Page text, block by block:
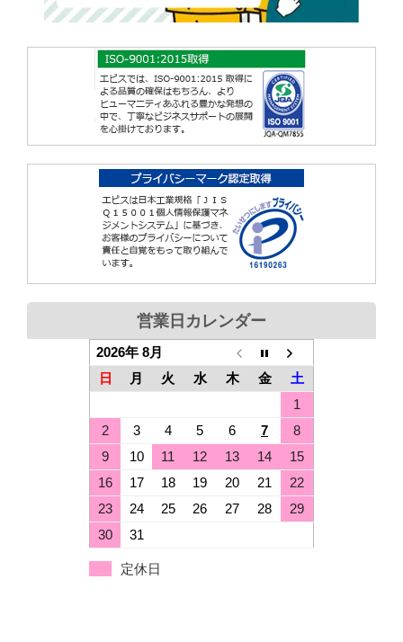
営業日カレンダー
2026年 8月
日
月 火 水 木 金
土
1
2
3 4 5 6 7
8
9
10 11 12 13 14
15
16
17 18 19 20 21
22
23
24 25 26 27 28
29
30
31
定休日